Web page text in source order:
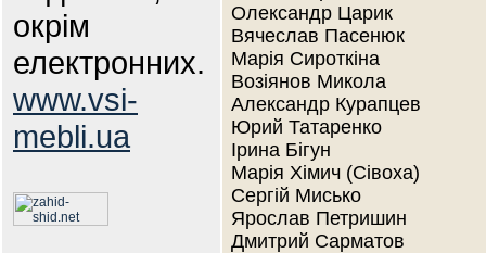
окрім
електронних.
www.vsi-
mebli.ua
Олександр Царик
Вячеслав Пасенюк
Марія Сироткіна
Возіянов Микола
Александр Курапцев
Юрий Татаренко
Ірина Бігун
Марія Хімич (Сівоха)
Сергій Мисько
Ярослав Петришин
Дмитрий Сарматов